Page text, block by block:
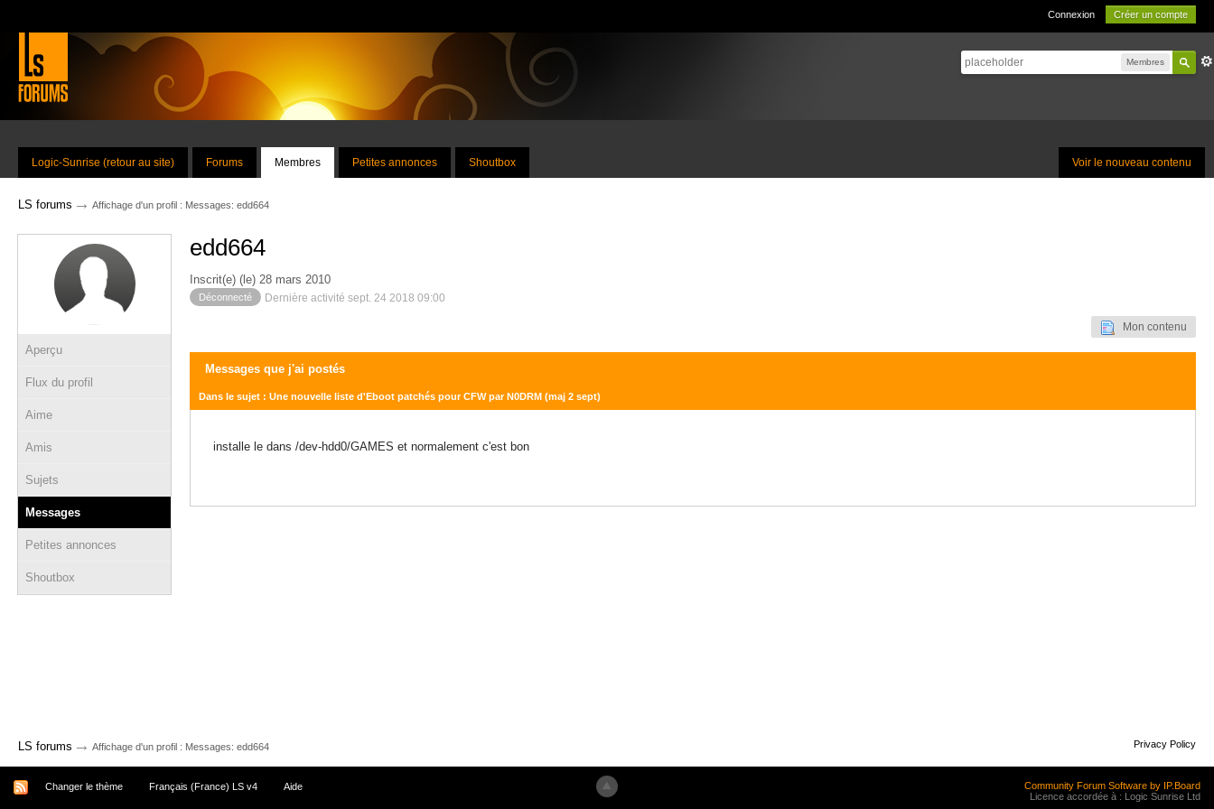
Connexion Créer un compte
Membres
Voir le nouveau contenu
Logic-Sunrise (retour au site) Forums Membres Petites annonces Shoutbox
LS forums → Affichage d'un profil : Messages: edd664
Aperçu
Flux du profil
Aime
Amis
Sujets
Messages
Petites annonces
Shoutbox
edd664
Inscrit(e) (le) 28 mars 2010
Déconnecté Dernière activité sept. 24 2018 09:00
Mon contenu
Messages que j'ai postés
Dans le sujet : Une nouvelle liste d'Eboot patchés pour CFW par N0DRM (maj 2 sept)
installe le dans /dev-hdd0/GAMES et normalement c'est bon
LS forums → Affichage d'un profil : Messages: edd664 Privacy Policy
Changer le thème Français (France) LS v4 Aide
Community Forum Software by IP.Board
Licence accordée à : Logic Sunrise Ltd